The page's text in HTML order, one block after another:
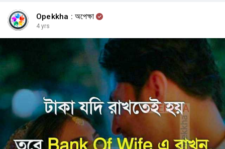
ক্রমে ছুটেই চলেছে। শাহরুখকে অ্যাকশন হিরোর অবতারে দেখে সিনেমাপ্রেমীরা উন্মাদনায়
ভাসছে।
‘পাঠান’ যশরাজ ফিল্মসের ‘স্পাই ইউনিভার্স’-এর চতুর্থ ছবি। শাহরুখ-দীপিকা পাড়ুকোনের
দুরন্ত রসায়ন, জমজমাট অ্যাকশন আর সংগীত এ ছবির অন্যতম মূল আকর্ষণ। ‘জিম’-এর
মতো ভয়ংকর খলনায়কের ভূমিকায় জন আব্রাহাম সবার নজর কেড়েছেন।
২৫ জানুয়ারি ছবিটি হিন্দি ছাড়া তামিল, তেলেগু ভাষায় মুক্তি পেয়েছে। ‘পাঠান’ জ্বরে শুধু
সাধারণ মানুষ নয়, বিটাউন তারকা, রাজনীতিবিদেরাও আক্রান্ত। ছবিটি আগামী দিনে আরও
অনেক হিসাব-নিকাশ উল্টে দেবে বলে অনেকের ধারণা।
Source: প্রথম আলো
Opekkha : অপেক্ষা
4 yrs